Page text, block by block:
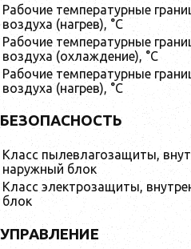
Рабочие температурные
воздуха (нагрев), °C
Рабочие температурные
воздуха (охлаждение), °C
Рабочие температурные
воздуха (нагрев), °C
БЕЗОПАСНОСТЬ
Класс пылевлагозащиты,
наружный блок
Класс электрозащиты,
блок
УПРАВЛЕНИЕ